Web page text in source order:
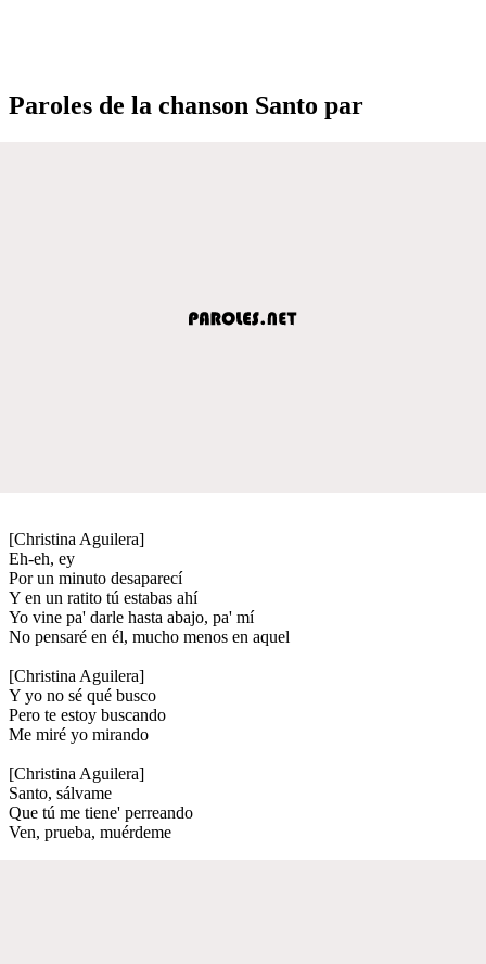
Paroles de la chanson Santo par
[Christina Aguilera]
Eh-eh, ey
Por un minuto desaparecí
Y en un ratito tú estabas ahí
Yo vine pa' darle hasta abajo, pa' mí
No pensaré en él, mucho menos en aquel
[Christina Aguilera]
Y yo no sé qué busco
Pero te estoy buscando
Me miré yo mirando
[Christina Aguilera]
Santo, sálvame
Que tú me tiene' perreando
Ven, prueba, muérdeme